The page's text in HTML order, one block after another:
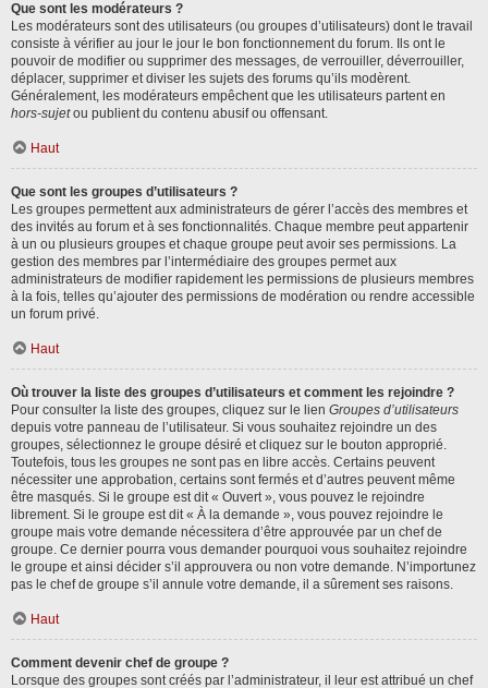
Que sont les modérateurs ?
Les modérateurs sont des utilisateurs (ou groupes d’utilisateurs) dont le travail
consiste à vérifier au jour le jour le bon fonctionnement du forum. Ils ont le
pouvoir de modifier ou supprimer des messages, de verrouiller, déverrouiller,
déplacer, supprimer et diviser les sujets des forums qu’ils modèrent.
Généralement, les modérateurs empêchent que les utilisateurs partent en
hors-sujetou publient du contenu abusif ou offensant.
Haut
Que sont les groupes d’utilisateurs ?
Les groupes permettent aux administrateurs de gérer l’accès des membres et
des invités au forum et à ses fonctionnalités. Chaque membre peut appartenir
à un ou plusieurs groupes et chaque groupe peut avoir ses permissions. La
gestion des membres par l’intermédiaire des groupes permet aux
administrateurs de modifier rapidement les permissions de plusieurs membres
à la fois, telles qu’ajouter des permissions de modération ou rendre accessible
un forum privé.
Haut
Où trouver la liste des groupes d’utilisateurs et comment les rejoindre ?
Pour consulter la liste des groupes, cliquez sur le lien Groupes d’utilisateurs
depuis votre panneau de l’utilisateur. Si vous souhaitez rejoindre un des
groupes, sélectionnez le groupe désiré et cliquez sur le bouton approprié.
Toutefois, tous les groupes ne sont pas en libre accès. Certains peuvent
nécessiter une approbation, certains sont fermés et d’autres peuvent même
être masqués. Si le groupe est dit « Ouvert », vous pouvez le rejoindre
librement. Si le groupe est dit « À la demande », vous pouvez rejoindre le
groupe mais votre demande nécessitera d’être approuvée par un chef de
groupe. Ce dernier pourra vous demander pourquoi vous souhaitez rejoindre
le groupe et ainsi décider s’il approuvera ou non votre demande. N’importunez
pas le chef de groupe s’il annule votre demande, il a sûrement ses raisons.
Haut
Comment devenir chef de groupe ?
Lorsque des groupes sont créés par l’administrateur, il leur est attribué un chef